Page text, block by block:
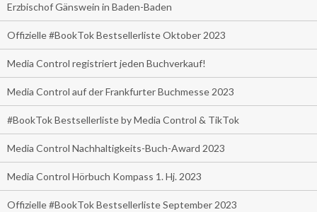
Erzbischof Gänswein in Baden-Baden
Offizielle #BookTok Bestsellerliste Oktober 2023
Media Control registriert jeden Buchverkauf!
Media Control auf der Frankfurter Buchmesse 2023
#BookTok Bestsellerliste by Media Control & TikTok
Media Control Nachhaltigkeits-Buch-Award 2023
Media Control Hörbuch Kompass 1. Hj. 2023
Offizielle #BookTok Bestsellerliste September 2023